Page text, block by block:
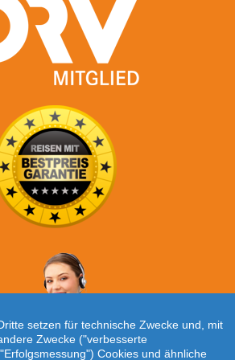
setzen für technische Zwecke und, mit
Zwecke ("verbesserte
Cookies und ähnliche